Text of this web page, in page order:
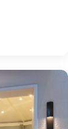
New Tab